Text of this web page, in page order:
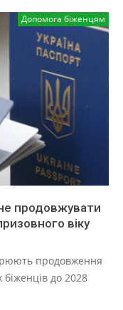
Допомога біженцям
продовжувати
віку
продовження
біженців до 2028